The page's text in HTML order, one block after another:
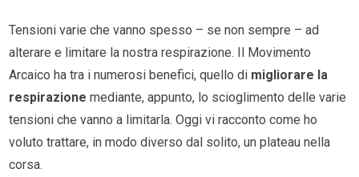
Tensioni varie che vanno spesso – se non sempre – ad
alterare e limitare la nostra respirazione. Il Movimento
Arcaico ha tra i numerosi benefici, quello di migliorare la
respirazione mediante, appunto, lo scioglimento delle varie
tensioni che vanno a limitarla. Oggi vi racconto come ho
voluto trattare, in modo diverso dal solito, un plateau nella
corsa.